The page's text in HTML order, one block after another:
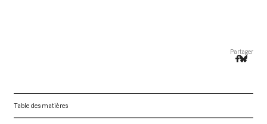
Partager
Table des matières